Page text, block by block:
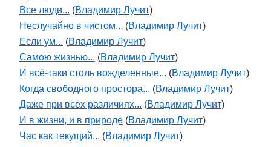
Все люди... (Владимир Лучит)
Неслучайно в чистом... (Владимир Лучит)
Если ум... (Владимир Лучит)
Самою жизнью... (Владимир Лучит)
И всё-таки столь вожделенные... (Владимир Лучит)
Когда свободного простора... (Владимир Лучит)
Даже при всех различиях... (Владимир Лучит)
И в жизни, и в природе (Владимир Лучит)
Час как текущий... (Владимир Лучит)